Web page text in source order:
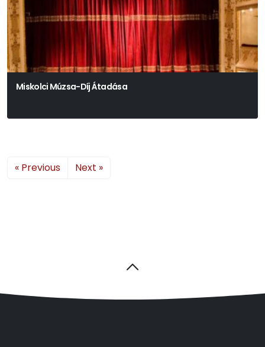
Miskolci Múzsa-Díj Átadása
« Previous Next »